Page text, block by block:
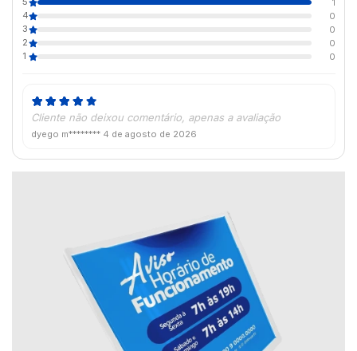
4
0
3
0
2
0
1
0
Cliente não deixou comentário, apenas a avaliação
dyego m******** 4 de agosto de 2026